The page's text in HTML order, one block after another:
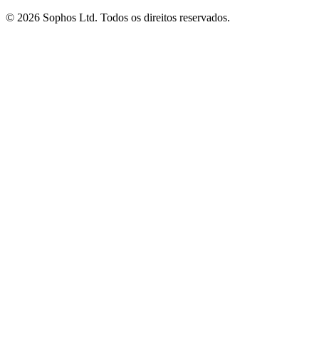
© 2026 Sophos Ltd. Todos os direitos reservados.